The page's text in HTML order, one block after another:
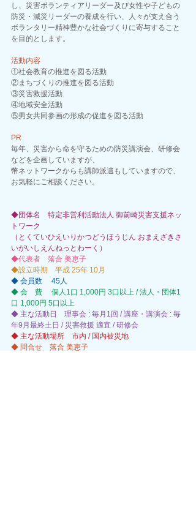
し、災害ボランティアリーダー及び女性や子どもの
防災・減災リーダーの養成を行い、人々が支え合う
ボランタリー精神豊かな社会づくりに寄与すること
を目的とします。
活動内容
①社会教育の推進を図る活動
②まちづくりの推進を図る活動
③災害救援活動
④地域安全活動
⑤男女共同参画の形成の促進を図る活動
PR
毎年、災害から命を守るための防災講演会、研修会
などを企画していますが、
幣ネットワークからも講師派遣もしていますので、
お気軽にご相談ください。
◆団体名　特定非営利活動法人 御前崎災害支援ネッ
トワーク
（とくていひえいりかつどうほうじん おまえざきさ
いがいしえんねっとわーく）
◆代表者　落合 美恵子
◆設立時期　平成 25年 10月
◆ 会員数 　45人
◆ 会　費 　個人1口 1,000円 3口以上 / 法人・団体1
口 1,000円 5口以上
◆ 主な活動日　理事会 : 毎月1回 / 講座・講演会 : 毎
年9月最終土日 / 災害救援 適宜 / 研修会
◆ 主な活動場所　市内 / 国内被災地
◆ 問合せ　落合 美恵子